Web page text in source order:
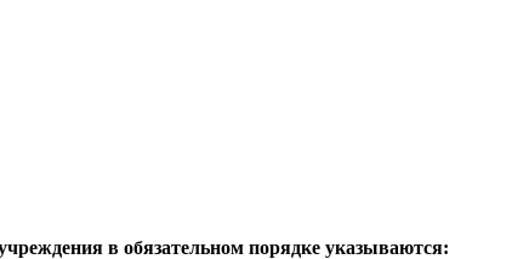
в обязательном порядке указываются: